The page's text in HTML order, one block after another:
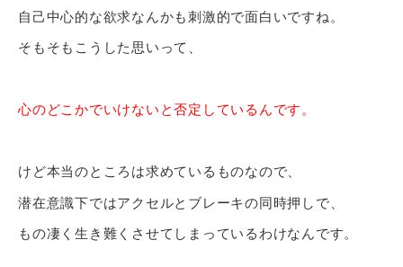
自己中心的な欲求なんかも刺激的で面白いですね。
そもそもこうした思いって、
心のどこかでいけないと否定しているんです。
けど本当のところは求めているものなので、
潜在意識下ではアクセルとブレーキの同時押しで、
もの凄く生き難くさせてしまっているわけなんです。